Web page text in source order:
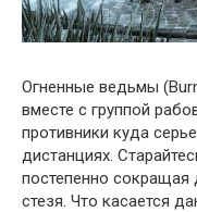
Огненные ведьмы
вместе с группой
противники куда
дистанциях.
постепенно
стезя. Что касается